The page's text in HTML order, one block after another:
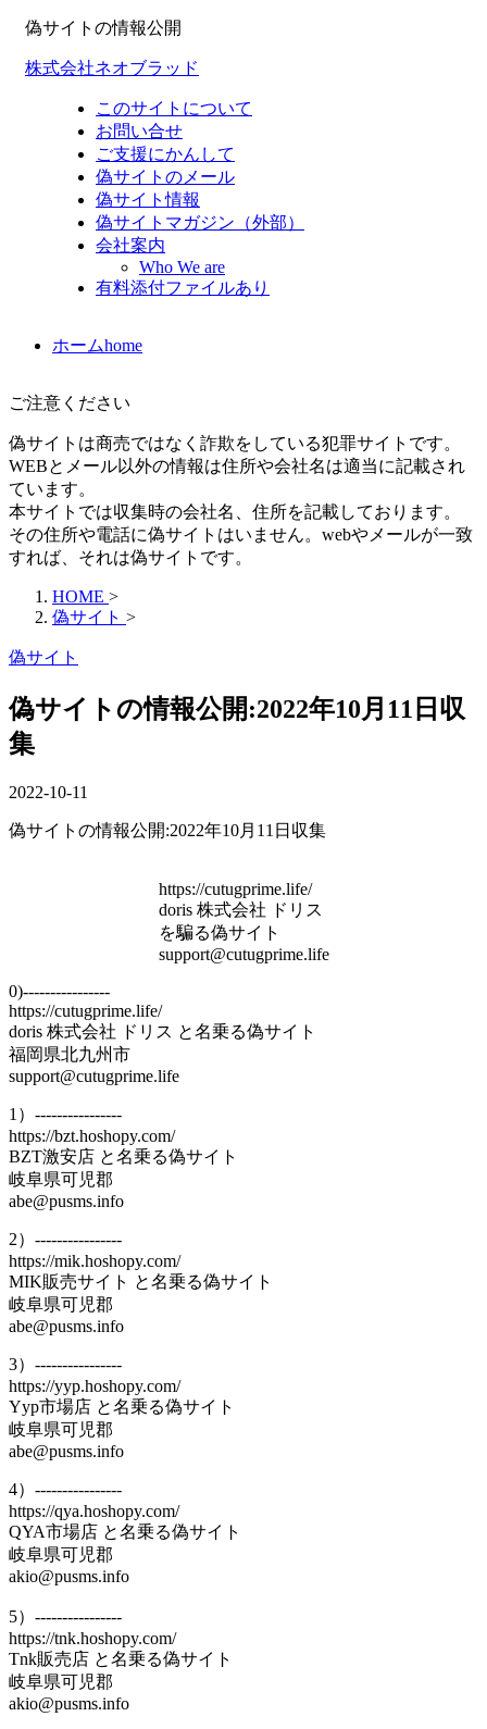
偽サイトの情報公開
株式会社ネオブラッド
このサイトについて
お問い合せ
ご支援にかんして
偽サイトのメール
偽サイト情報
偽サイトマガジン（外部）
会社案内
Who We are
有料添付ファイルあり
ホームhome
ご注意ください
偽サイトは商売ではなく詐欺をしている犯罪サイトです。
WEBとメール以外の情報は住所や会社名は適当に記載され
ています。
本サイトでは収集時の会社名、住所を記載しております。
その住所や電話に偽サイトはいません。webやメールが一致
すれば、それは偽サイトです。
HOME >
偽サイト >
偽サイト
偽サイトの情報公開:2022年10月11日収
集
2022-10-11
偽サイトの情報公開:2022年10月11日収集
https://cutugprime.life/
doris 株式会社 ドリス
を騙る偽サイト
support@cutugprime.life
0)----------------
https://cutugprime.life/
doris 株式会社 ドリス と名乗る偽サイト
福岡県北九州市
support@cutugprime.life
1）----------------
https://bzt.hoshopy.com/
BZT激安店 と名乗る偽サイト
岐阜県可児郡
abe@pusms.info
2）----------------
https://mik.hoshopy.com/
MIK販売サイト と名乗る偽サイト
岐阜県可児郡
abe@pusms.info
3）----------------
https://yyp.hoshopy.com/
Yyp市場店 と名乗る偽サイト
岐阜県可児郡
abe@pusms.info
4）----------------
https://qya.hoshopy.com/
QYA市場店 と名乗る偽サイト
岐阜県可児郡
akio@pusms.info
5）----------------
https://tnk.hoshopy.com/
Tnk販売店 と名乗る偽サイト
岐阜県可児郡
akio@pusms.info